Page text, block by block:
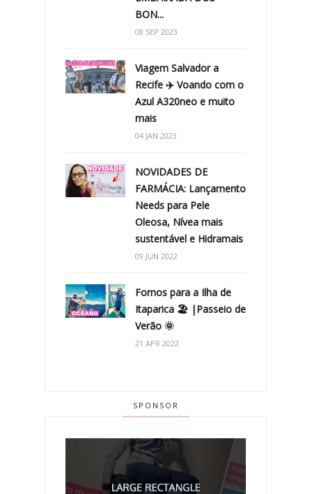
BON...
08 SEP 2023
Viagem Salvador a
Recife ✈️ Voando com o
Azul A320neo e muito
mais
04 JAN 2023
NOVIDADES DE
FARMÁCIA: Lançamento
Needs para Pele
Oleosa, Nívea mais
sustentável e Hidramais
09 JUN 2022
Fomos para a Ilha de
Itaparica 🏖 |Passeio de
Verão 🌞
21 APR 2022
SPONSOR